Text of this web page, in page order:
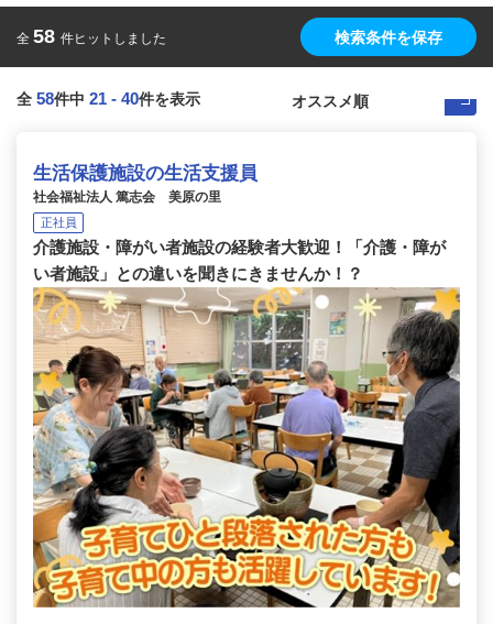
全 58 件ヒットしました 検索条件を保存
全 58件中 21 - 40件を表示
生活保護施設の生活支援員
社会福祉法人 篤志会 美原の里
正社員
介護施設・障がい者施設の経験者大歓迎！「介護・障が
い者施設」との違いを聞きにきませんか！？